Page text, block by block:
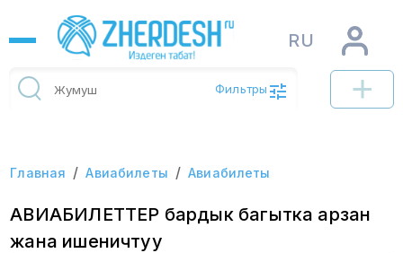
RU
Фильтры
Главная / Авиабилеты / Авиабилеты
АВИАБИЛЕТТЕР бардык багытка арзан
жана ишеничтуу